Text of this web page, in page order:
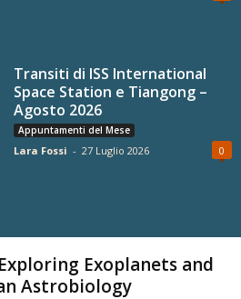
Transiti di ISS International
Space Station e Tiangong –
Agosto 2026
Appuntamenti del Mese
Lara Fossi - 27 Luglio 2026 0
Exoplanets and
Astrobiology